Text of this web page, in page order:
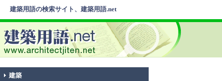
建築用語の検索サイト、建築用語.net
建築